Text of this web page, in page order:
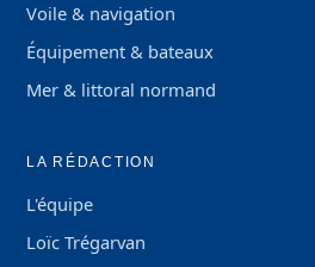
Voile & navigation
Équipement & bateaux
Mer & littoral normand
LA RÉDACTION
L'équipe
Loïc Trégarvan